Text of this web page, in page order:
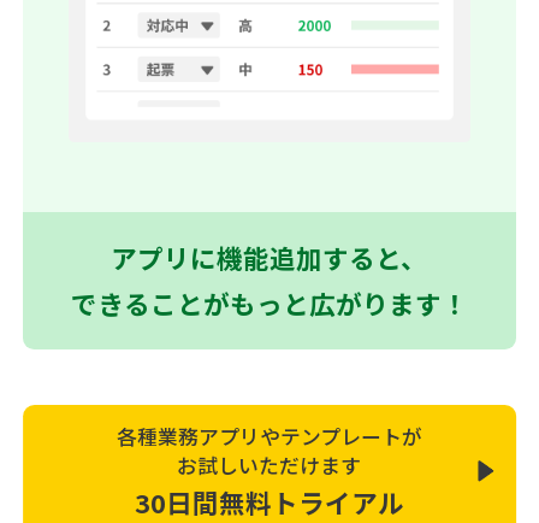
アプリに機能追加すると、
できることがもっと広がります！
各種業務アプリやテンプレートが
お試しいただけます
30日間無料トライアル